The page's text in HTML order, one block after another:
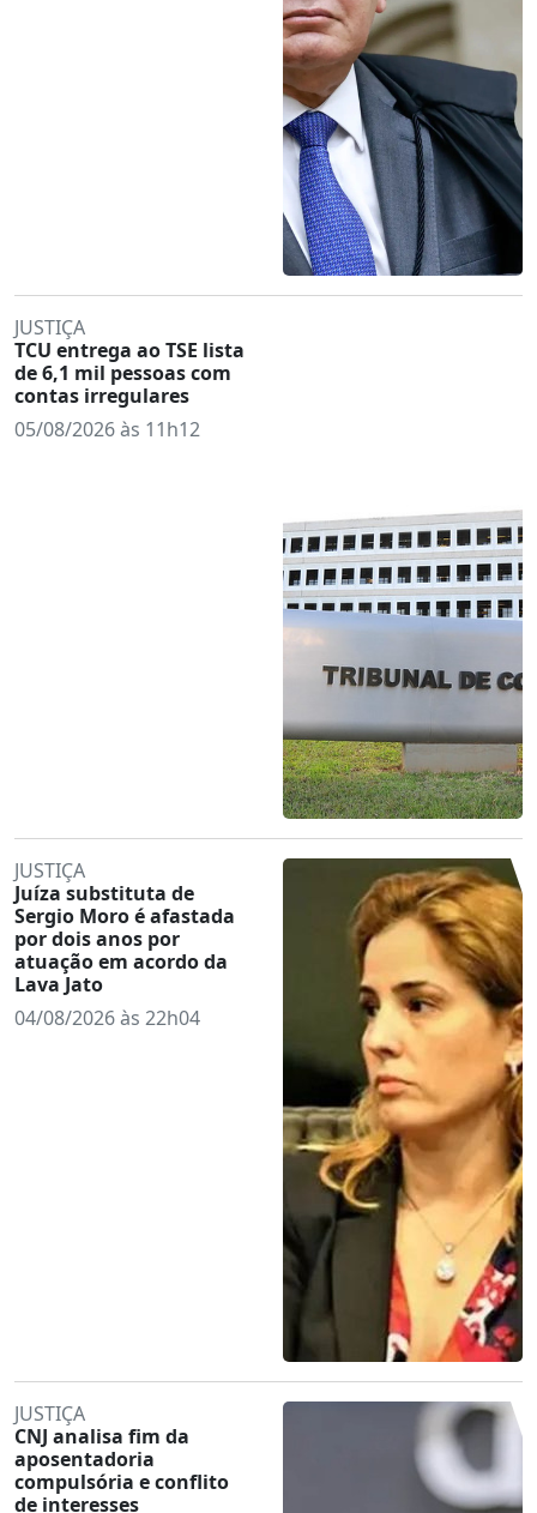
JUSTIÇA
TCU entrega ao TSE lista
de 6,1 mil pessoas com
contas irregulares
05/08/2026 às 11h12
JUSTIÇA
Juíza substituta de
Sergio Moro é afastada
por dois anos por
atuação em acordo da
Lava Jato
04/08/2026 às 22h04
JUSTIÇA
CNJ analisa fim da
aposentadoria
compulsória e conflito
de interesses